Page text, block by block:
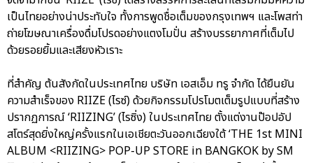
เป็นไทยอย่างน่าประทับใจ ทั้งการพูดชื่อเต็มของกรุงเทพฯ และโพสท่า
ถ่ายโฆษณาเครื่องดื่มโปรดอย่างแตงโมปั่น สร้างบรรยากาศที่เต็มไป
ด้วยรอยยิ้มและเสียงหัวเราะ
ที่สำคัญ ต้นสังกัดในประเทศไทย บริษัท เอสเอ็ม ทรู จำกัด ได้ยืนยัน
ความสำเร็จของ RIIZE (ไรซ์) ด้วยกิจกรรมโปรโมตเต็มรูปแบบที่สร้าง
ปรากฏการณ์ ‘RIIZING’ (ไรซิ่ง) ในประเทศไทย ตั้งแต่งานป๊อปอัป
สโตร์สุดยิ่งใหญ่ครั้งแรกในเอเชียตะวันออกเฉียงใต้ ‘THE 1st MINI
ALBUM <RIIZING> POP-UP STORE in BANGKOK by SM